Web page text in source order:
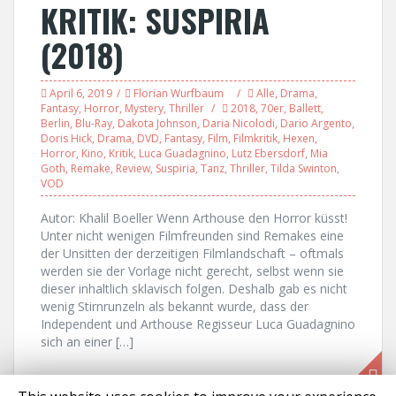
KRITIK: SUSPIRIA
(2018)
April 6, 2019 Florian Wurfbaum Alle, Drama,
Fantasy, Horror, Mystery, Thriller 2018, 70er, Ballett,
Berlin, Blu-Ray, Dakota Johnson, Daria Nicolodi, Dario Argento,
Doris Hick, Drama, DVD, Fantasy, Film, Filmkritik, Hexen,
Horror, Kino, Kritik, Luca Guadagnino, Lutz Ebersdorf, Mia
Goth, Remake, Review, Suspiria, Tanz, Thriller, Tilda Swinton,
VOD
Autor: Khalil Boeller Wenn Arthouse den Horror küsst!
Unter nicht wenigen Filmfreunden sind Remakes eine
der Unsitten der derzeitigen Filmlandschaft – oftmals
werden sie der Vorlage nicht gerecht, selbst wenn sie
dieser inhaltlich sklavisch folgen. Deshalb gab es nicht
wenig Stirnrunzeln als bekannt wurde, dass der
Independent und Arthouse Regisseur Luca Guadagnino
sich an einer […]